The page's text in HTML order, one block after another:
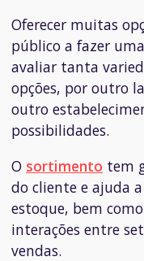
Oferecer muitas
público a fazer
avaliar tanta
opções, por outro
outro
possibilidades.
O sortimento tem
do cliente e ajuda
estoque, bem
interações entre
vendas.